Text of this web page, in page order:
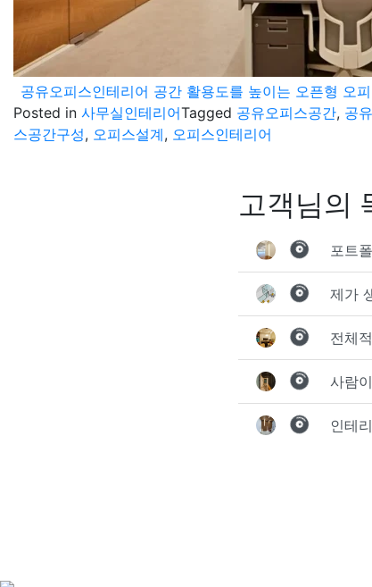
공유오피스인테리어 공간 활용도를 높이는 오픈형 오
Posted in 사무실인테리어Tagged 공유오피스공간, 공
스공간구성, 오피스설계, 오피스인테리어
고객님의